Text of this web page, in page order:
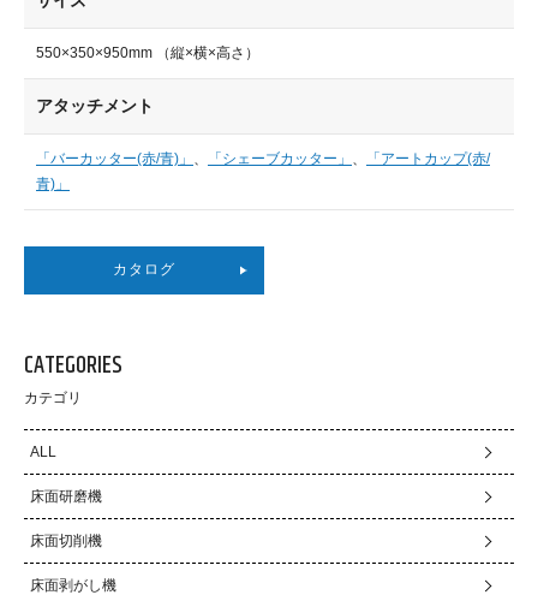
550×350×950mm （縦×横×高さ）
アタッチメント
「バーカッター(赤/青)」 、 「シェーブカッター」 、
「アートカップ(赤/
青)」
カタログ
CATEGORIES
カテゴリ
ALL
床面研磨機
床面切削機
床面剥がし機